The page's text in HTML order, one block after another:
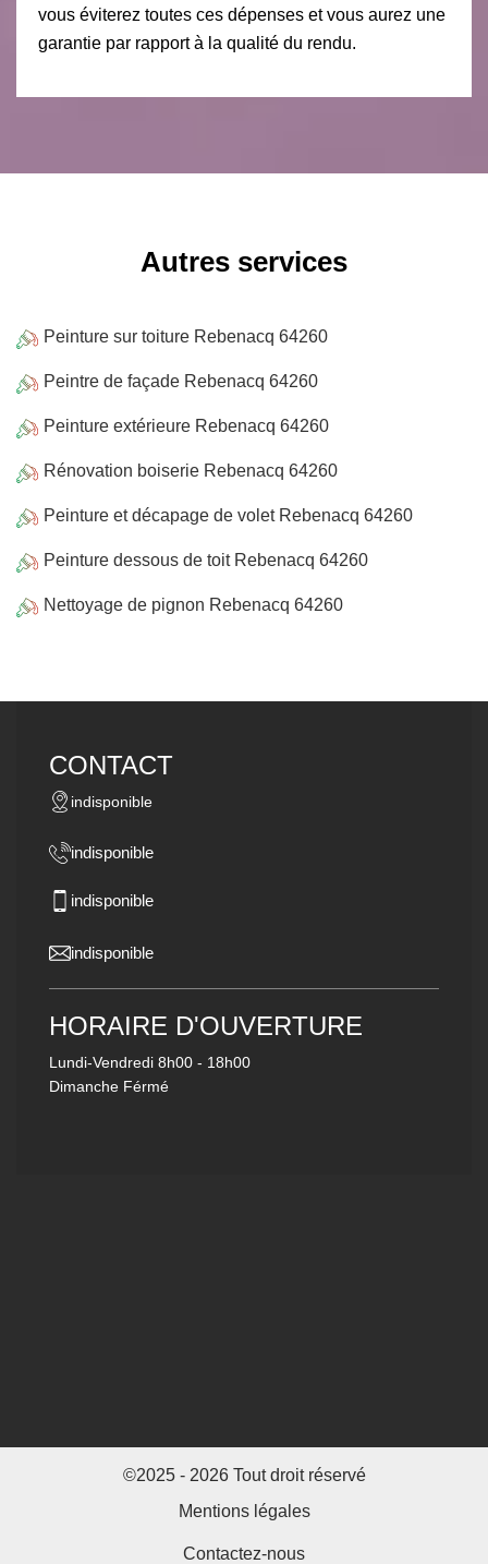
vous éviterez toutes ces dépenses et vous aurez une
garantie par rapport à la qualité du rendu.
Autres services
Peinture sur toiture Rebenacq 64260
Peintre de façade Rebenacq 64260
Peinture extérieure Rebenacq 64260
Rénovation boiserie Rebenacq 64260
Peinture et décapage de volet Rebenacq 64260
Peinture dessous de toit Rebenacq 64260
Nettoyage de pignon Rebenacq 64260
CONTACT
indisponible
indisponible
indisponible
indisponible
HORAIRE D'OUVERTURE
Lundi-Vendredi 8h00 - 18h00
Dimanche Férmé
©2025 - 2026 Tout droit réservé
Mentions légales
Contactez-nous